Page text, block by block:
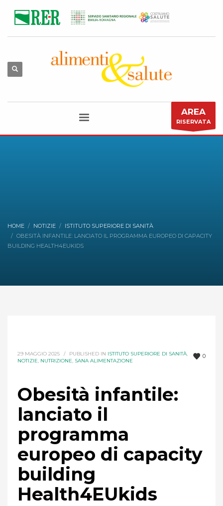
AREA
RISERVATA
HOME NOTIZIE
ISTITUTO SUPERIORE DI SANITÀ
OBESITÀ INFANTILE: LANCIATO IL PROGRAMMA EUROPEO DI CAPACITY
BUILDING HEALTH4EUKIDS
0
29 MAGGIO 2025 / PUBLISHED IN ISTITUTO SUPERIORE DI SANITÀ,
NOTIZIE, NUTRIZIONE, SANA ALIMENTAZIONE
Obesità infantile:
lanciato il
programma
europeo di capacity
building
Health4EUkids